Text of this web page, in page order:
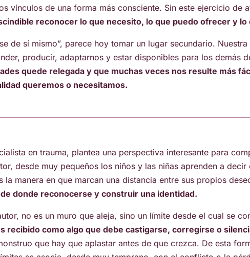
vínculos de una forma más consciente. Sin este ejercicio de
reconocer lo que necesito, lo que puedo ofrecer y
de sí mismo”, parece hoy tomar un lugar secundario.
producir, adaptarnos y estar disponibles para los demás
quede relegada y que muchas veces nos resulte más
queremos o necesitamos.
en trauma, plantea una perspectiva interesante para
desde muy pequeños los niños y las niñas aprenden a
manera en que marcan una distancia entre sus propios
donde reconocerse y construir una identidad.
no es un muro que aleja, sino un límite desde el cual se
recibido como algo que debe castigarse, corregirse o
que hay que aplastar antes de que crezca. De esta